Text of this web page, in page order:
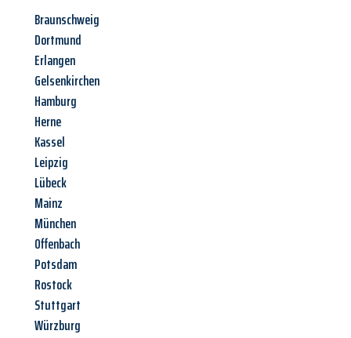
Braunschweig
Dortmund
Erlangen
Gelsenkirchen
Hamburg
Herne
Kassel
Leipzig
Lübeck
Mainz
München
Offenbach
Potsdam
Rostock
Stuttgart
Würzburg